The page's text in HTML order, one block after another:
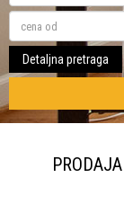
Detaljna pretraga